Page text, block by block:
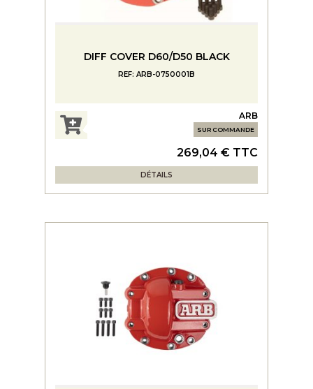
DIFF COVER D60/D50 BLACK
REF: ARB-0750001B
ARB
SUR COMMANDE
269,04 € TTC
DÉTAILS